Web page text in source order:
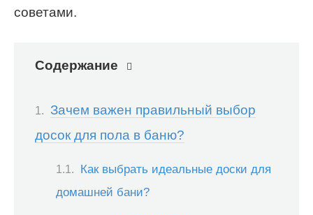
советами.
Содержание
Зачем важен правильный выбор
досок для пола в баню?
Как выбрать идеальные доски для
домашней бани?